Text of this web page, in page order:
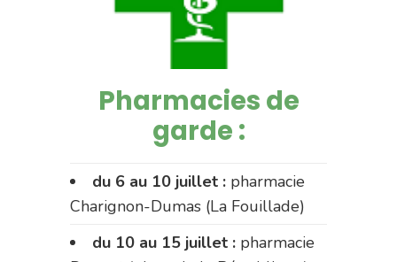
Pharmacies de
garde :
du 6 au 10 juillet : pharmacie
Charignon-Dumas (La Fouillade)
du 10 au 15 juillet : pharmacie